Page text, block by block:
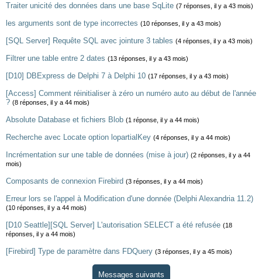
Traiter unicité des données dans une base SqLite (7 réponses, il y a 43 mois)
les arguments sont de type incorrectes (10 réponses, il y a 43 mois)
[SQL Server] Requête SQL avec jointure 3 tables (4 réponses, il y a 43 mois)
Filtrer une table entre 2 dates (13 réponses, il y a 43 mois)
[D10] DBExpress de Delphi 7 à Delphi 10 (17 réponses, il y a 43 mois)
[Access] Comment réinitialiser à zéro un numéro auto au début de l'année
? (8 réponses, il y a 44 mois)
Absolute Database et fichiers Blob (1 réponse, il y a 44 mois)
Recherche avec Locate option lopartialKey (4 réponses, il y a 44 mois)
Incrémentation sur une table de données (mise à jour) (2 réponses, il y a 44
mois)
Composants de connexion Firebird (3 réponses, il y a 44 mois)
Erreur lors se l'appel à Modification d'une donnée (Delphi Alexandria 11.2)
(10 réponses, il y a 44 mois)
[D10 Seattle][SQL Server] L'autorisation SELECT a été refusée (18
réponses, il y a 44 mois)
[Firebird] Type de paramètre dans FDQuery (3 réponses, il y a 45 mois)
Messages suivants